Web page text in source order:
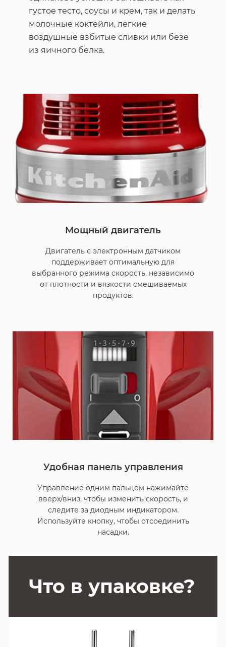
густое тесто, соусы и крем, так и делать
молочные коктейли, легкие
воздушные взбитые сливки или безе
из яичного белка.
Мощный двигатель
Двигатель с электронным датчиком
поддерживает оптимальную для
выбранного режима скорость, независимо
от плотности и вязкости смешиваемых
продуктов.
Удобная панель управления
Управление одним пальцем нажимайте
вверх/вниз, чтобы изменить скорость, и
следите за диодным индикатором.
Используйте кнопку, чтобы отсоединить
насадки.
Что в упаковке?